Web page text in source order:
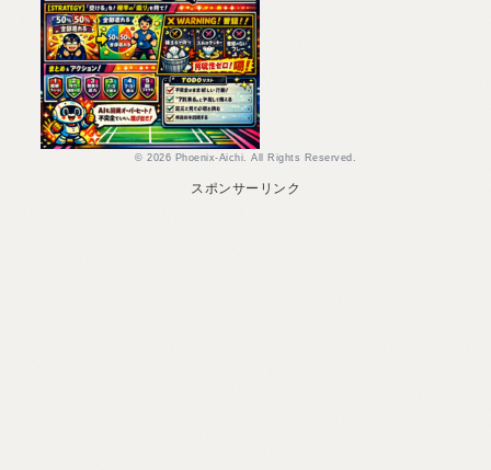
© 2026 Phoenix-Aichi. All Rights Reserved.
スポンサーリンク